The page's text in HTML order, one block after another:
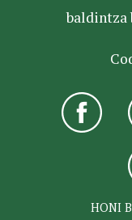
baldintza
HONI